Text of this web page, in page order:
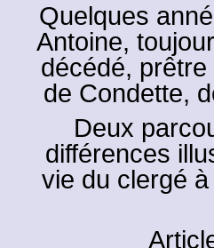
Quelques
Antoine,
décédé,
de Condette,
Deux
différences
vie du clergé